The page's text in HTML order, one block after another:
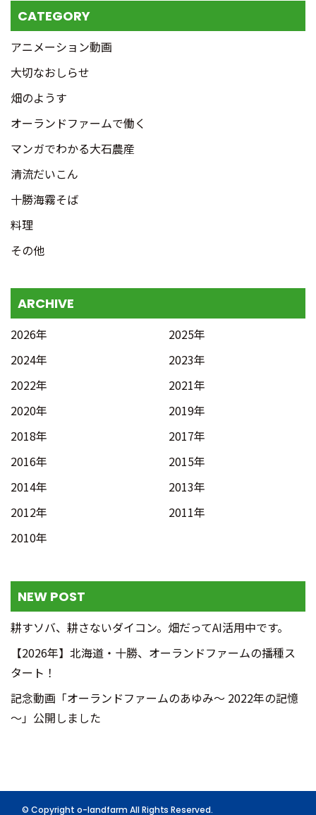
CATEGORY
アニメーション動画
大切なおしらせ
畑のようす
オーランドファームで働く
マンガでわかる大石農産
清流だいこん
十勝海霧そば
料理
その他
ARCHIVE
2026年
2025年
2024年
2023年
2022年
2021年
2020年
2019年
2018年
2017年
2016年
2015年
2014年
2013年
2012年
2011年
2010年
NEW POST
耕すソバ、耕さないダイコン。畑だってAI活用中です。
【2026年】北海道・十勝、オーランドファームの播種ス
タート！
記念動画「オーランドファームのあゆみ～ 2022年の記憶
～」公開しました
© Copyright o-landfarm All Rights Reserved.